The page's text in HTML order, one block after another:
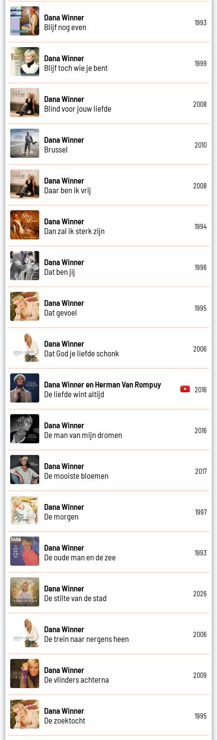
Dana Winner
Blijf nog even
1993
Dana Winner
Blijf toch wie je bent
1999
Dana Winner
Blind voor jouw liefde
2008
Dana Winner
Brussel
2010
Dana Winner
Daar ben ik vrij
2008
Dana Winner
Dan zal ik sterk zijn
1994
Dana Winner
Dat ben jij
1996
Dana Winner
Dat gevoel
1995
Dana Winner
Dat God je liefde schonk
2006
Dana Winner en Herman Van Rompuy
De liefde wint altijd
2016
Dana Winner
De man van mijn dromen
2016
Dana Winner
De mooiste bloemen
2017
Dana Winner
De morgen
1997
Dana Winner
De oude man en de zee
1993
Dana Winner
De stilte van de stad
2026
Dana Winner
De trein naar nergens heen
2006
Dana Winner
De vlinders achterna
2009
Dana Winner
De zoektocht
1995